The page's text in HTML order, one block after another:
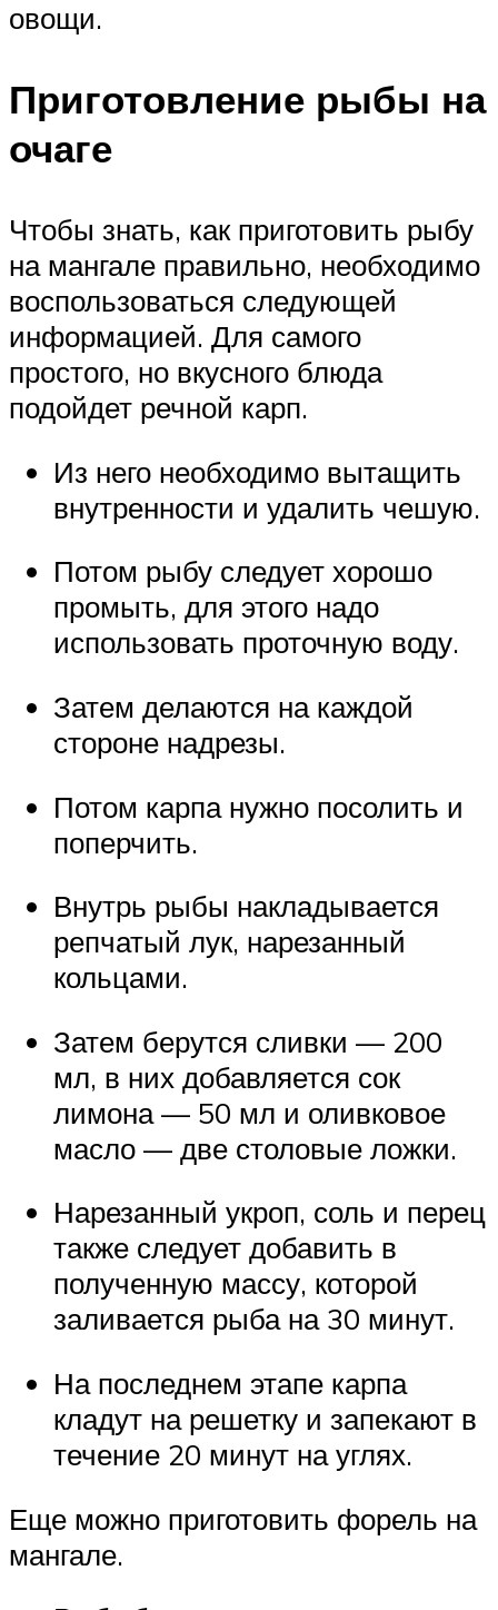
овощи.
Приготовление рыбы на
очаге
Чтобы знать, как приготовить рыбу
на мангале правильно, необходимо
воспользоваться следующей
информацией. Для самого
простого, но вкусного блюда
подойдет речной карп.
Из него необходимо вытащить
внутренности и удалить чешую.
Потом рыбу следует хорошо
промыть, для этого надо
использовать проточную воду.
Затем делаются на каждой
стороне надрезы.
Потом карпа нужно посолить и
поперчить.
Внутрь рыбы накладывается
репчатый лук, нарезанный
кольцами.
Затем берутся сливки — 200
мл, в них добавляется сок
лимона — 50 мл и оливковое
масло — две столовые ложки.
Нарезанный укроп, соль и перец
также следует добавить в
полученную массу, которой
заливается рыба на 30 минут.
На последнем этапе карпа
кладут на решетку и запекают в
течение 20 минут на углях.
Еще можно приготовить форель на
мангале.